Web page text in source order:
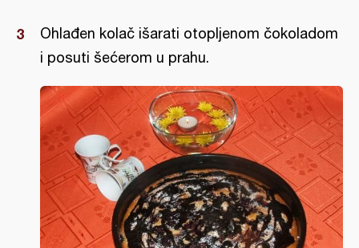
Ohlađen kolač išarati otopljenom čokoladom
i posuti šećerom u prahu.